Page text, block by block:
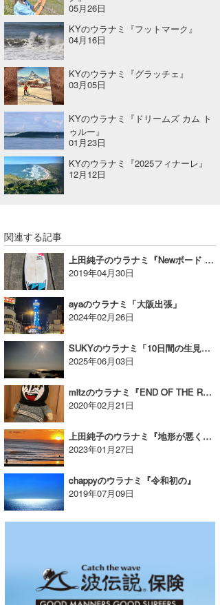
05月26日
KYのウラナミ『フットマーク』
04月16日
KYのウラナミ『グラッチェ』
03月05日
KYのウラナミ『ドリームズ カム ト
ゥルー』
01月23日
KYのウラナミ『2025フィナーレ』
12月12日
関連する記事
上田純子のウラナミ『Newボード ～ショートボード編 ～』
2019年04月30日
ayaのウラナミ「大阪出張」
2024年02月26日
SUKYのウラナミ「10日間の生見ライフ」
2025年06月03日
mitzのウラナミ『END OF THE ROAD』
2020年02月21日
上田純子のウラナミ『地形が悪くなりました(涙)』
2023年01月27日
chappyのウラナミ『令和初の』
2019年07月09日